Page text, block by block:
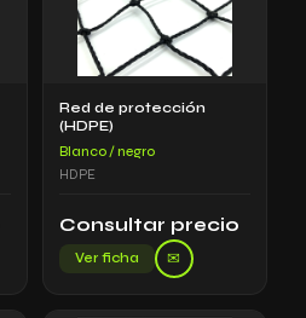
Red de protección
(HDPE)
Blanco / negro
HDPE
Consultar precio
Ver ficha ✉